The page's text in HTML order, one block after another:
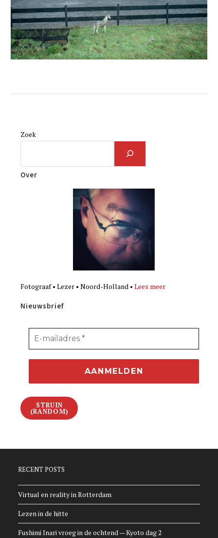
Zoek
Over
Fotograaf • Lezer • Noord-Holland •Lees meer
Nieuwsbrief
STRUIN
(RANDOM)
RECENT POSTS
Virtual en reality in Rotterdam
Lezen in de hitte
Fushimi Inari vroeg in de ochtend — Kyoto dag 2